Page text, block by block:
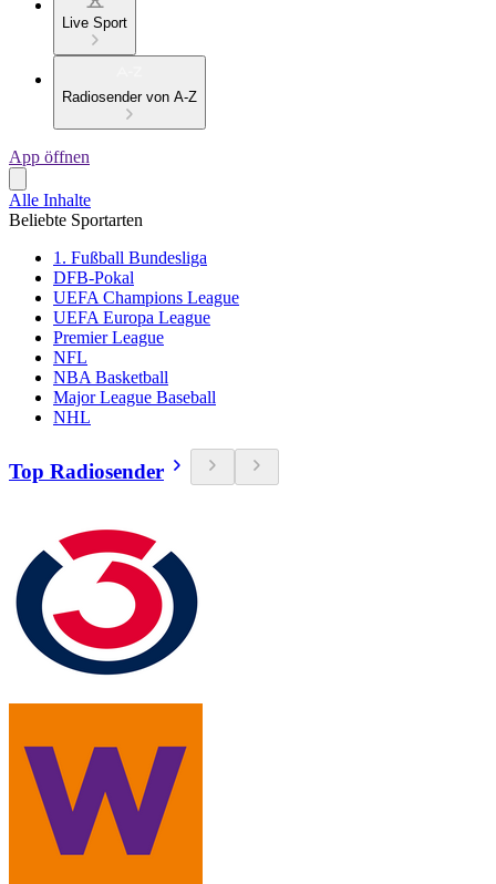
Live Sport
Radiosender von A-Z
App öffnen
Alle Inhalte
Beliebte Sportarten
1. Fußball Bundesliga
DFB-Pokal
UEFA Champions League
UEFA Europa League
Premier League
NFL
NBA Basketball
Major League Baseball
NHL
Top Radiosender